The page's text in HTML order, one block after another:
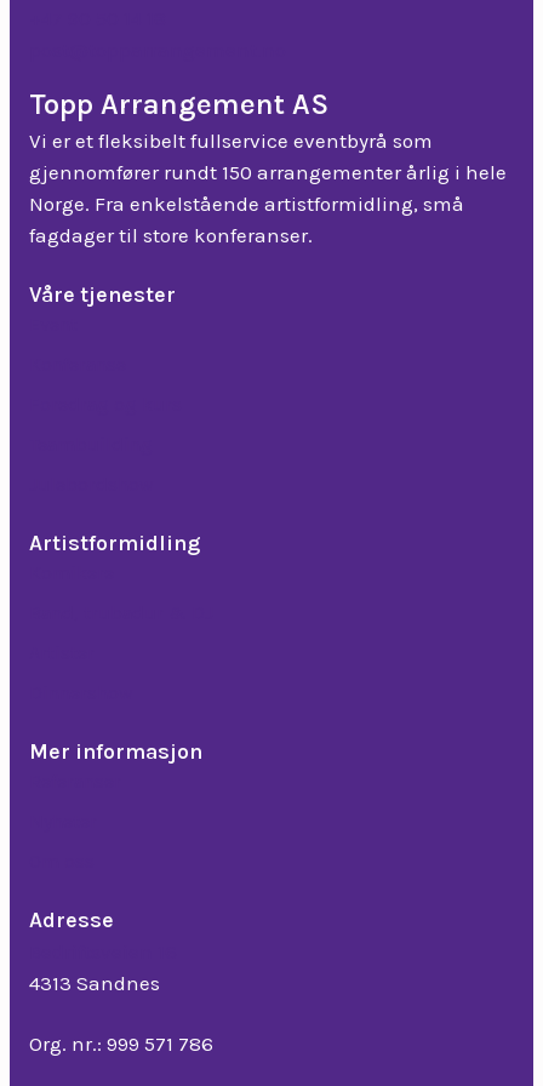
Topp Arrangement AS
Vi er et fleksibelt fullservice eventbyrå som
gjennomfører rundt 150 arrangementer årlig i hele
Norge. Fra enkelstående artistformidling, små
fagdager til store konferanser.
Våre tjenester
Artistformidling
Mer informasjon
Adresse
4313 Sandnes
Org. nr.: 999 571 786